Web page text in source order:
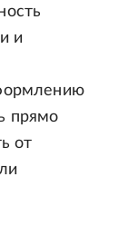
и
прямо
от